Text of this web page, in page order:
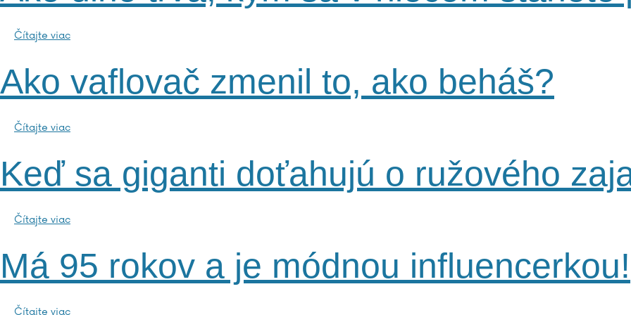
Čítajte viac
Ako vaflovač zmenil to, ako beháš?
Čítajte viac
Keď sa giganti doťahujú o ružového
Čítajte viac
Má 95 rokov a je módnou influencerkou!
Čítajte viac